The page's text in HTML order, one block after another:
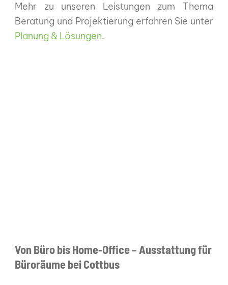
Mehr zu unseren Leistungen zum Thema
Beratung und Projektierung erfahren Sie unter
Planung & Lösungen.
Von Büro bis Home-Office – Ausstattung für
Büroräume bei Cottbus